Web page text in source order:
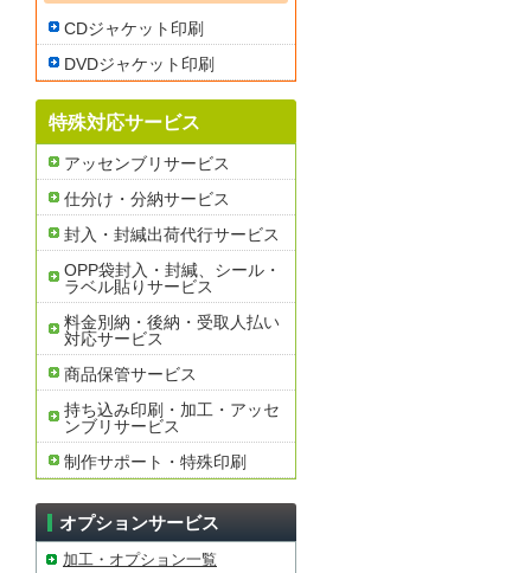
CDジャケット印刷
DVDジャケット印刷
特殊対応サービス
アッセンブリサービス
仕分け・分納サービス
封入・封緘出荷代行サービス
OPP袋封入・封緘、シール・
ラベル貼りサービス
料金別納・後納・受取人払い
対応サービス
商品保管サービス
持ち込み印刷・加工・アッセ
ンブリサービス
制作サポート・特殊印刷
オプションサービス
加工・オプション一覧